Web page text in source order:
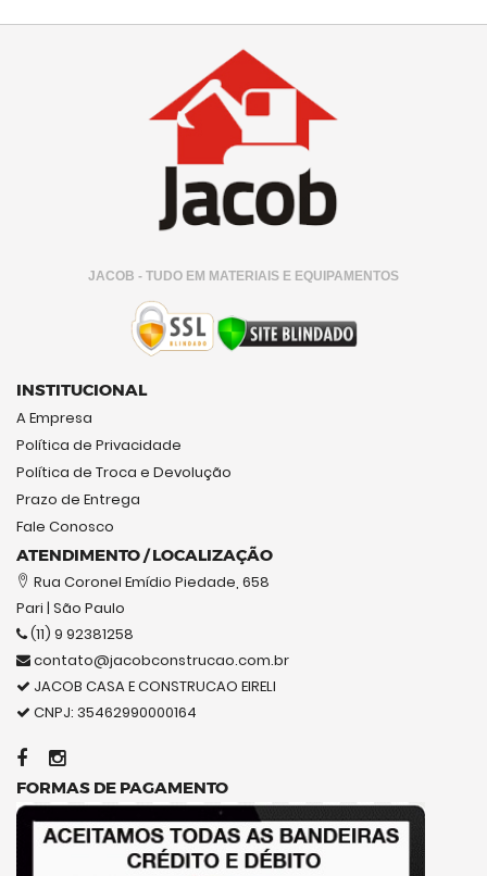
JACOB - TUDO EM MATERIAIS E EQUIPAMENTOS
INSTITUCIONAL
A Empresa
Política de Privacidade
Política de Troca e Devolução
Prazo de Entrega
Fale Conosco
ATENDIMENTO / LOCALIZAÇÃO
Rua Coronel Emídio Piedade, 658
Pari | São Paulo
(11) 9 92381258
contato@jacobconstrucao.com.br
JACOB CASA E CONSTRUCAO EIRELI
CNPJ: 35462990000164
FORMAS DE PAGAMENTO